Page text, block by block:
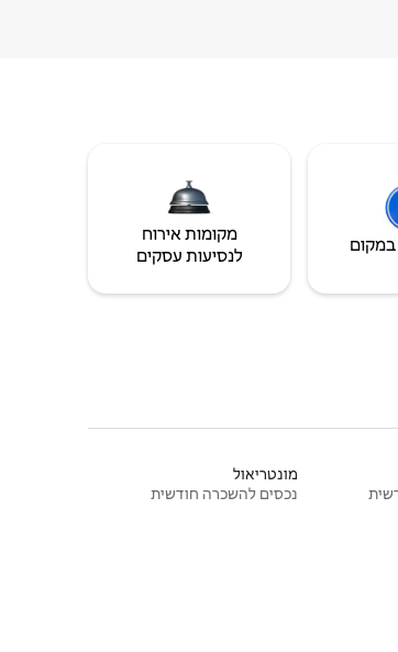
במקום
מקומות אירוח
לנסיעות עסקים
מונטריאול
נכסים להשכרה חודשית